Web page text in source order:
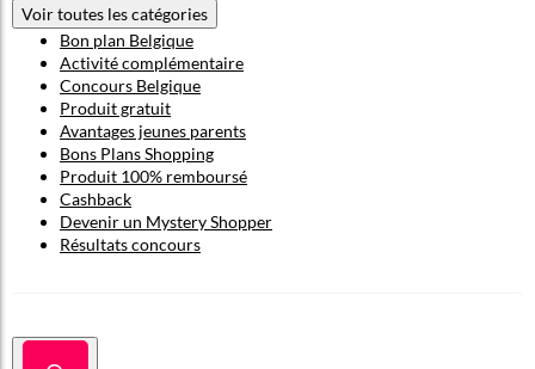
Voir toutes les catégories
Bon plan Belgique
Activité complémentaire
Concours Belgique
Produit gratuit
Avantages jeunes parents
Bons Plans Shopping
Produit 100% remboursé
Cashback
Devenir un Mystery Shopper
Résultats concours